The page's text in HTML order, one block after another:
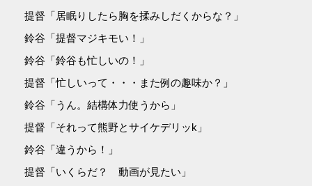
提督「居眠りしたら胸を揉みしだくからな？」
鈴谷「提督マジキモい！」
鈴谷「鈴谷も忙しいの！」
提督「忙しいって・・・また例の趣味か？」
鈴谷「うん。結構体力使うから」
提督「それって熊野とサイケデリッk」
鈴谷「違うから！」
提督「いくらだ？ 動画が見たい」